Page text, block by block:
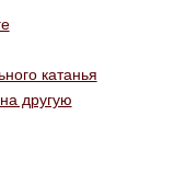
катанья
другую